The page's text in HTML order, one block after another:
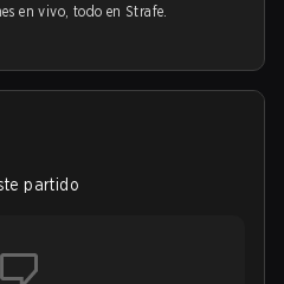
en vivo, todo en Strafe.
partido